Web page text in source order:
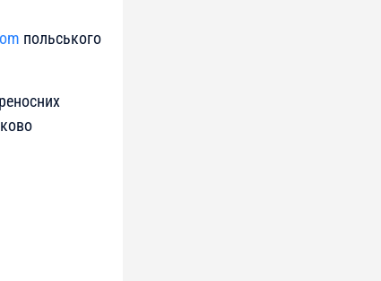
польського